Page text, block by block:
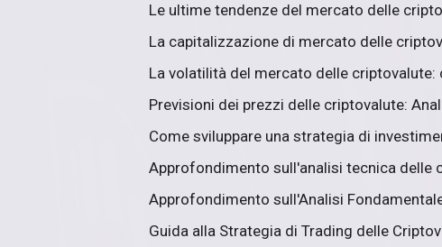
Le ultime tendenze del mercato delle
La capitalizzazione di mercato delle
La volatilità del mercato delle criptovalute:
Previsioni dei prezzi delle criptovalute:
Come sviluppare una strategia di
Approfondimento sull'analisi tecnica delle
Approfondimento sull'Analisi
Guida alla Strategia di Trading delle